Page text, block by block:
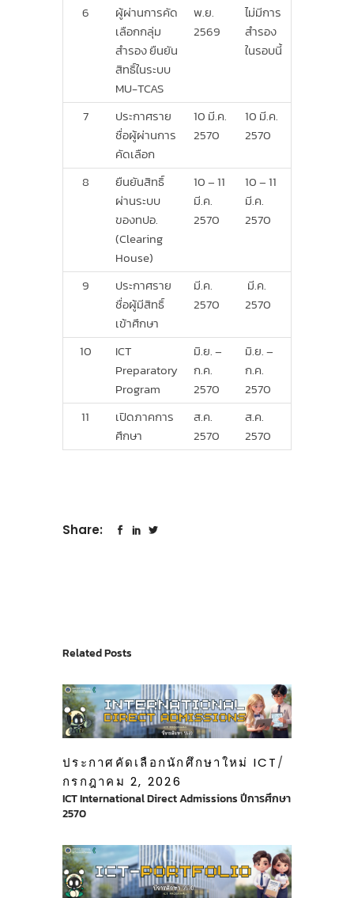
6
ผู้ผ่านการคัด
เลือกกลุ่ม
สำรอง ยืนยัน
สิทธิ์ในระบบ
MU-TCAS
พ.ย.
2569
ไม่มีการ
สำรอง
ในรอบนี้
7
ประกาศราย
ชื่อผู้ผ่านการ
คัดเลือก
10 มี.ค.
2570
10 มี.ค.
2570
8
ยืนยันสิทธิ์
ผ่านระบบ
ของทปอ.
(Clearing
House)
10 – 11
มี.ค.
2570
10 – 11
มี.ค.
2570
9
ประกาศราย
ชื่อผู้มีสิทธิ์
เข้าศึกษา
มี.ค.
2570
มี.ค.
2570
10
ICT
Preparatory
Program
มิ.ย. –
ก.ค.
2570
มิ.ย. –
ก.ค.
2570
11
เปิดภาคการ
ศึกษา
ส.ค.
2570
ส.ค.
2570
Share:
Related Posts
ประกาศคัดเลือกนักศึกษาใหม่ ICT
กรกฎาคม 2, 2026
ICT International Direct Admissions ปีการศึกษา
2570